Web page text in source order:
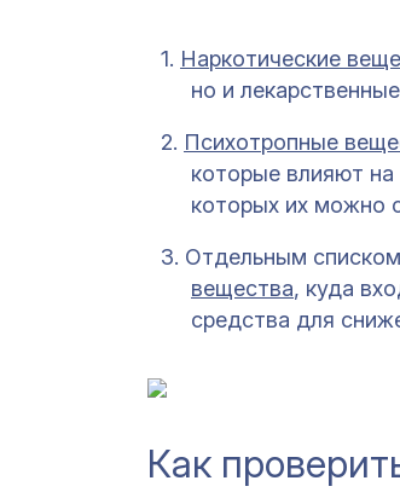
Наркотические
но и
Психотропные
которые влияют
которых их можно
Отдельным
вещества, куда
средства для
Как